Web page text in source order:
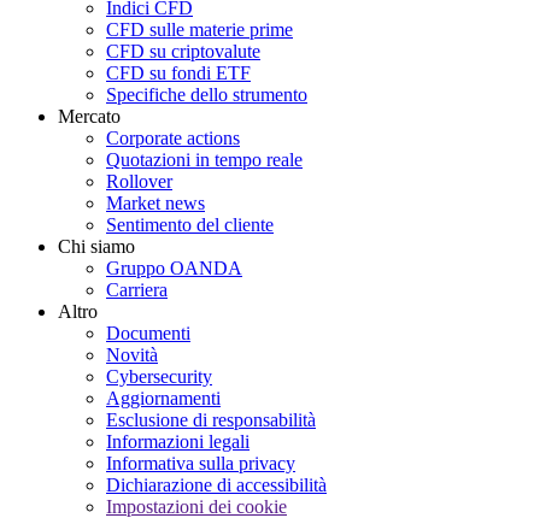
Indici CFD
CFD sulle materie prime
CFD su criptovalute
CFD su fondi ETF
Specifiche dello strumento
Mercato
Corporate actions
Quotazioni in tempo reale
Rollover
Market news
Sentimento del cliente
Chi siamo
Gruppo OANDA
Carriera
Altro
Documenti
Novità
Cybersecurity
Aggiornamenti
Esclusione di responsabilità
Informazioni legali
Informativa sulla privacy
Dichiarazione di accessibilità
Impostazioni dei cookie